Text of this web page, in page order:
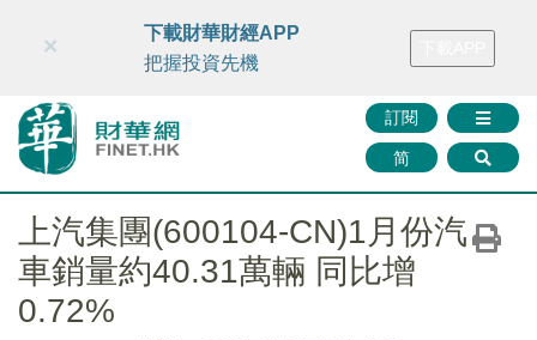
財華智庫網 FINTV FINMETA 財華證券 媒體矩陣
訂閱
简
×
下載財華財經APP
把握投資先機
上汽集團(600104-CN)1月份汽
車銷量約40.31萬輛 同比增
0.72%